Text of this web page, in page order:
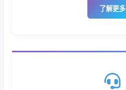
了解更多